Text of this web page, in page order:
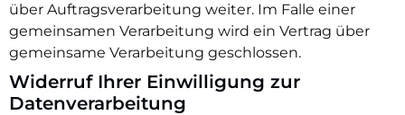
über Auftragsverarbeitung weiter. Im Falle einer
gemeinsamen Verarbeitung wird ein Vertrag über
gemeinsame Verarbeitung geschlossen.
Widerruf Ihrer Einwilligung zur
Datenverarbeitung